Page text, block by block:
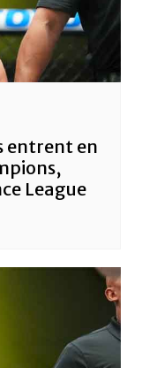
entrent en
League